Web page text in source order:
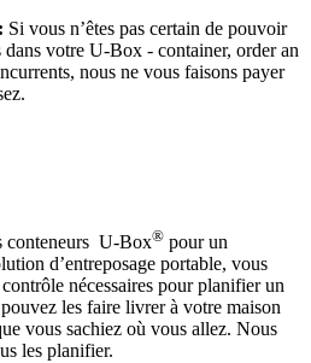
Si vous n’êtes pas certain de pouvoir
dans votre U-Box - container, order an
nous ne vous faisons payer
U-Box® pour un
d’entreposage portable, vous
nécessaires pour planifier un
les faire livrer à votre maison
vous sachiez où vous allez. Nous
les planifier.